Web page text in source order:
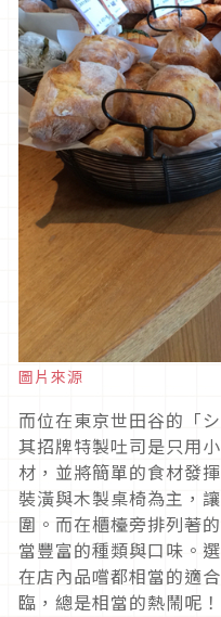
圖片來源
而位在東京世田谷的「
其招牌特製吐司是只用
材，並將簡單的食材發
裝潢與木製桌椅為主，
圍。而在櫃檯旁排列著
當豐富的種類與口味。
在店內品嚐都相當的適
臨，總是相當的熱鬧呢！